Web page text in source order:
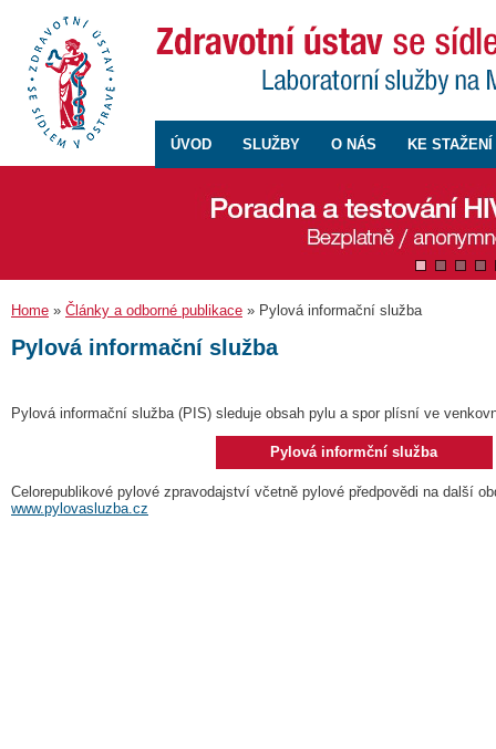
ÚVOD SLUŽBY O NÁS KE STAŽENÍ
Home » Články a odborné publikace » Pylová informační služba
Pylová informační služba
Pylová informační služba (PIS) sleduje obsah pylu a spor plísní ve
Pylová informční služba
Celorepublikové pylové zpravodajství včetně pylové předpovědi na další
www.pylovasluzba.cz